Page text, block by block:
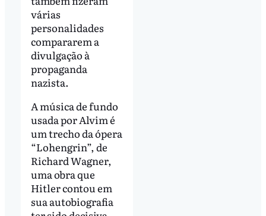
várias
personalidades
compararem a
divulgação à
propaganda
nazista.
A música de fundo
usada por Alvim é
um trecho da ópera
“Lohengrin”, de
Richard Wagner,
uma obra que
Hitler contou em
sua autobiografia